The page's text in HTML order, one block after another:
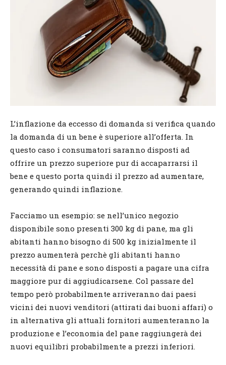
L’inflazione da eccesso di domanda si verifica quando
la domanda di un bene è superiore all’offerta. In
questo caso i consumatori saranno disposti ad
offrire un prezzo superiore pur di accaparrarsi il
bene e questo porta quindi il prezzo ad aumentare,
generando quindi inflazione.
Facciamo un esempio: se nell’unico negozio
disponibile sono presenti 300 kg di pane, ma gli
abitanti hanno bisogno di 500 kg inizialmente il
prezzo aumenterà perchè gli abitanti hanno
necessità di pane e sono disposti a pagare una cifra
maggiore pur di aggiudicarsene. Col passare del
tempo però probabilmente arriveranno dai paesi
vicini dei nuovi venditori (attirati dai buoni affari) o
in alternativa gli attuali fornitori aumenteranno la
produzione e l’economia del pane raggiungerà dei
nuovi equilibri probabilmente a prezzi inferiori.